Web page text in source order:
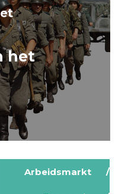
het
Arbeidsmarkt